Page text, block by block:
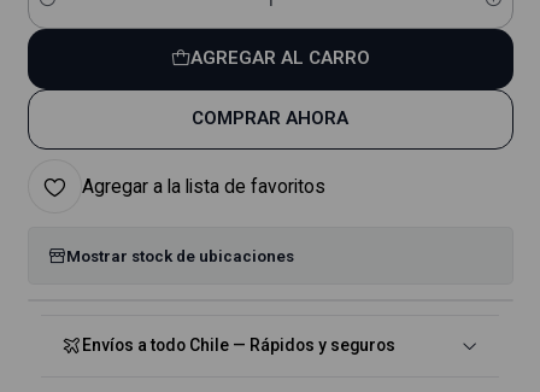
Cantidad
AGREGAR AL CARRO
COMPRAR AHORA
Agregar a la lista de favoritos
Mostrar stock de ubicaciones
Envíos a todo Chile — Rápidos y seguros